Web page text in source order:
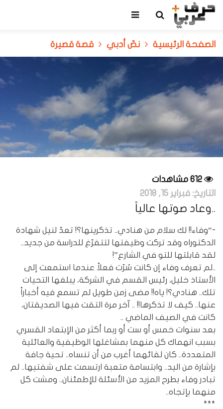
الصفحة الرئيسية نصّ أدبي قصة قصيرة
التاريخ: فبراير 15, 2018
..وعاد صوتها عالياً
-“وفاء!! لك سلام من هنادي.. تذكرينها؟! تعدّ لنيل شهادة
الدكتوراه وقد تركت وظيفتها لتتفرّغ للدراسة من جديد..
لقد قابلتها للتو في الشارع”!
..لم تعرف وفاء إن كانت سُرّت فعلاً عندما استمعت إلى
الأستاذ خليل، رئيس القسم في الشركة، يبلغها التحيات
تلك.. هنادي؟! ياه!! مضى زمن طويل لم تسمع فيه أخباراً
عنها.. كيف لا تذكرها!! .. آخر مرة التقت فيها الصديقتان،
كانت في الصيف الماضي ..
بعد سنوات خمس أو ست أو ربما أكثر من الإبتعاد القسري
بسبب انهماك كل منهما بمشاغلها الوظيفية والعائلية
المتعددة.. كان لقائهما أغرب من أن تنساه.. تحية جافة
بإشارة من اليد.. وابتسامة متعبة ارتسمت على شفتيها.. لم
تبادر وفاء بطرح المزيد من الأسئلة للإطمئنان.. ومشت كل
منهما بإتجاه..
***